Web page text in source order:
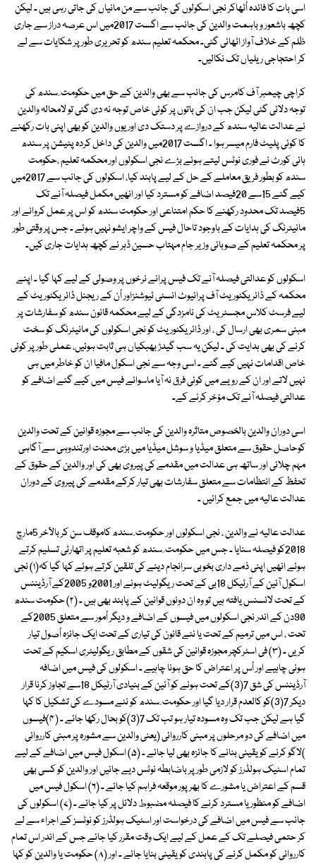
اسی بات کا فائدہ اُٹھاکر نجی اسکولوں کی جانب سے من مانیاں کی جاتی رہی ہیں ۔ لیکن
کچھ باشعور و باہمت والدین کی جانب سے اگست 2017میں اس عرصہ دراز سے جاری
ظلم کے خلاف آواز اٹھائی گئی۔ محکمہ تعلیم سندھ کو تحریری طور پر شکایات سے لے
کر احتجاجی ریلیاں تک نکالیں۔
کراچی چیمبر آف کامرس کی جانب سے بھی والدین کے حق میں حکومت ِ سندھ کی
توجہ دلائی گئی لیکن جب ان کی باتوں پر کوئی خاص توجہ نہ دی گئی تو لامحالہ والدین
نے عدالت عالیہ سندھ کے دروازے پر دستک دی اور یوں والدین کو بھی اپنی بات رکھنے
کا کوئی پلیٹ فارم میسر ہوا ۔ اگست 2017میں والدین کی داخل کردہ پٹیشن پر سندھ
ہائی کورٹ نے فوری نوٹس لیتے ہوئے بڑے نجی اسکولوں اور محکمہ تعلیم ،حکومت
سندھ کو بطور فریق معاملے کے حل کے لیے پابند کیا، اسکولوں کی جانب سے 2017میں
کیے گئے 15سے 20فیصد اضافے کو مسترد کیا اور انھیں مکمل فیصلہ آنے تک
5فیصد تک محدود رکھنے کا حکم امتناعی اور حکومت سندھ کو اس پر عمل کروانے اور
مانیٹرنگ کی ہدایات کے باوجود تاحال فیس کے واچر ایشو نہیں ہوئے ۔ جس پر وقتی طور
پر محکمہ تعلیم کے صوبائی وزیر جام مہتاب حسین ڈہر نے کچھ ہدایات جاری کیں۔
اسکولوں کو عدالتی فیصلہ آنے تک فیس پرانے نرخوں پر وصولی کے لیے کہا گیا ۔ اپنے
محکمہ کے ڈائریکٹوریٹ آف پرائیوٹ انسٹی ٹیوشنزاور اُن کے ریجنل ڈائریکٹوریٹ کے
لیے فرسٹ کلاس مجسٹریٹ کی نامزدگی کے لیے محکمہ قانون سندھ کو سفارشات پر
مبنی سمری بھی ارسال کی ، اور ڈائریکٹوریٹ کو نجی اسکولوں کی مانیٹرنگ کو سخت
کرنے کی بھی ہدایت کی ۔ لیکن یہ سب گیدڑ بھبکیاں ہی ثابت ہوئیں، عملی طور پر کوئی
خاص اقدامات نہیں کیے گئے ۔ اسی وجہ سے نجی اسکول مافیا ان کو خاطر میں ہی
نہیں لاتے اور ان کے رویے میں کوئی فرق نہ آیا ماسوائے فیس میں کیے گئے اضافے کو
عدالتی فیصلہ آنے تک مؤخر کرنے کے۔
اسی دوران والدین بالخصوص متاثرہ والدین کی جانب سے مجوزہ قوانین کے تحت والدین
کوحاصل حقوق سے متعلق میڈیا و سوشل میڈیا میں بڑی محنت اورتندوہی سے آگاہی
مہم چلائی اور ساتھ ہی عدالت میں مقدمے کی پیروی بھی کی اور والدین کے حقوق کے
تحفظ کے انتظامات سے متعلق سفارشات بھی تیار کرکے مقدمے کی پیروی کے دوران
عدالت عالیہ میں جمع کرائیں ۔
عدالت عالیہ نے والدین ، نجی اسکولوں اور حکومت ِ سندھ کاموقف سن کر بالآخر 5مارچ
2018کو فیصلہ سنایا ۔ جس میں حکومت ِ سندھ کو شعبہ تعلیم پر اتھارٹی تسلیم کرتے
ہوئے انھیں اپنی ذمے داری بخوبی سرانجام دینے کی تلقین کرتے ہوئے کہا گیا کہ(۱) نجی
اسکول آئین کے آرٹیکل 18بی کے تحت ریگولیٹ ہونے اور 2001و 2005کے آرڈیننس
کے تحت لائسنس یافتہ ہیں تو وہ ان دونوں قوانین کے پابند بھی ہیں ۔ (۲) حکومت سندھ
90دن کے اندر نجی اسکولوں میں فیسوں کے اضافے و دیگر اُمور سے متعلق 2005کے
تحت ، اس میں ترمیم کے تحت یا نئے قانون کی تیاری کے تحت ایک جائزہ اُصول تیار
کریں ۔ (۳) فی اسٹرکچر مجوزہ قوانین کی شقوں کے مطابق ریگولیٹری اسکیم کے تحت
ہونی چاہیے اور اُس پر اعتراض کا حق ہونا چاہیے ۔ اسکولوں کی فیس میں اضافہ
آرڈیننس کی شق 7(3)کے تحت ہونے کو آئین کے بنیادی آرٹیکل 18سے تجاوز کرنا قرار
دیکر 7(3)کو کالعدم قرار دیا گیا اور حکومت ِ سندھ کو نئے مسودے کی تشکیل کا کہا
گیا ہے لیکن جب تک وہ مسودہ تیار ہو تب تک 7(3)کو بحال رکھا جائے ۔ (۴)فیسوں
میں اضافے کی دو مرحلوں پر مبنی کارروائی (یعنی والدین سے مشورہ پر مبنی کارروائی
)لاگو کرنے کو یقینی بنانے کا جائزہ بھی لیا جائے ۔ (۵) اسکول فیس میں اضافے کے لیے
تمام اسٹیک ہولڈرز کو لازمی طور پر باضابطہ نوٹس دیے جائیں اور والدین کو کسی بھی
قسم کے اعتراض یا مشورے کا بھرپور موقعہ فراہم کیا جائے ۔ (۶) اسکول فیس میں
اضافے کو منظور یا مسترد کرنے کا فیصلہ مضبوط دلائل پر کیا جائے ۔ (۷) اسکولوں کی
جانب سے فیس میں اضافے کی درخواست اور اسٹیک ہولڈرز کو نوٹسز کے اجراء سے لے
کر حتمی فیصلے تک کے عمل کے لیے ایک وقت مقرر کیا جائے جس کے اندر اس تمام
کارروائی کو مکمل کرنے کی پابندی کو یقینی بنایا جائے ۔ اور (۸) حکومت یا والدین کو کہا